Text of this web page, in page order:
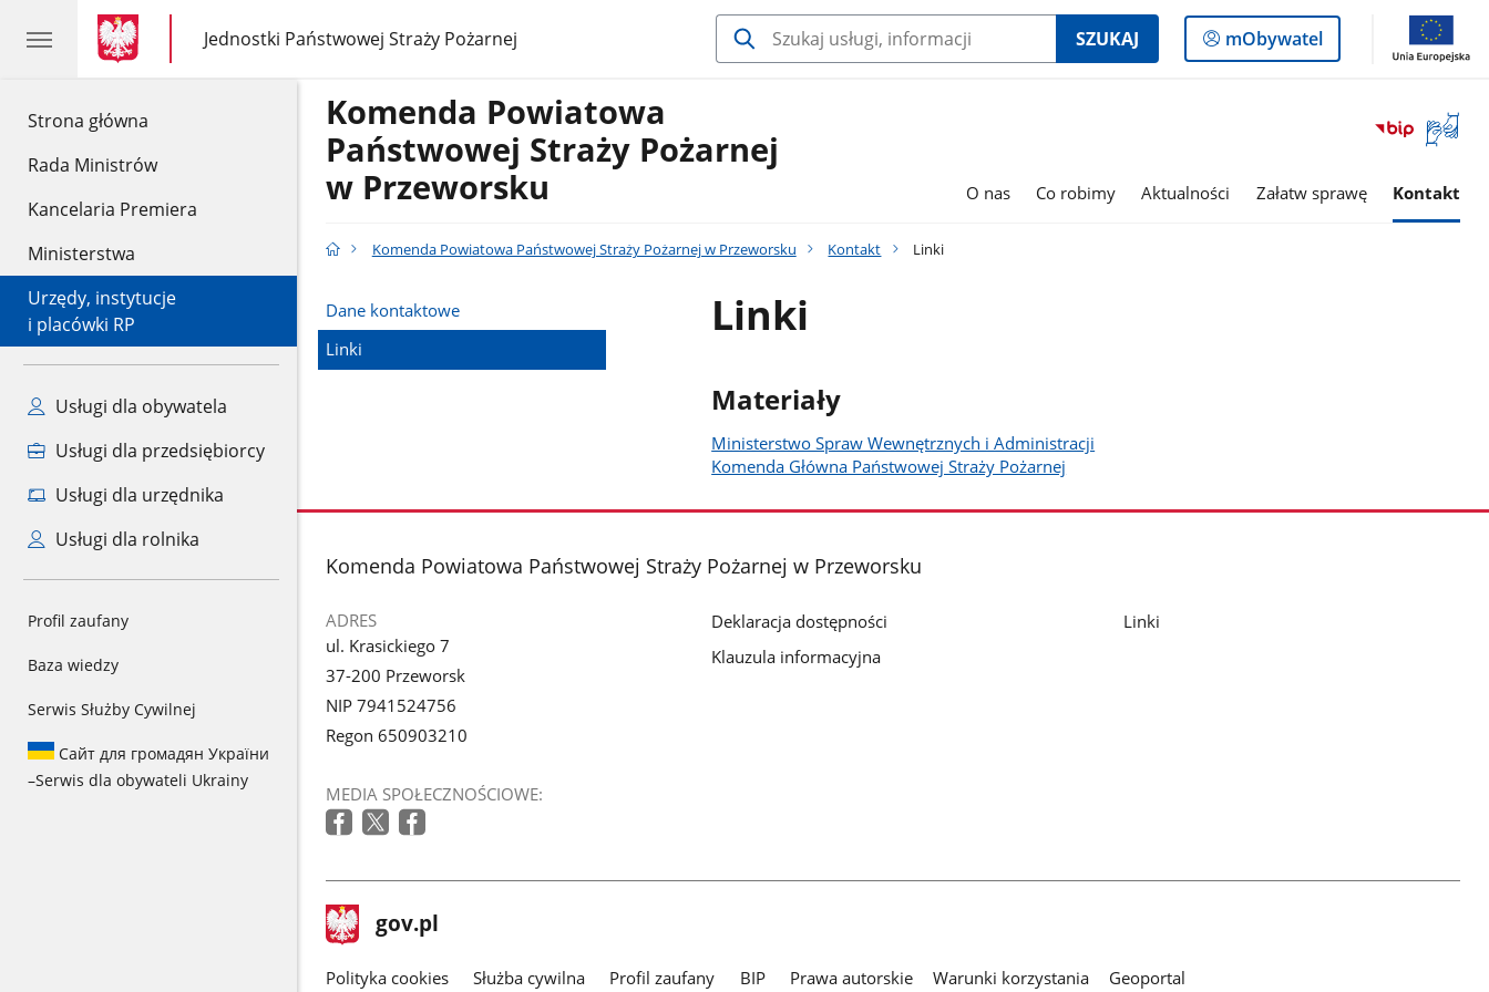
Strona główna
Rada Ministrów
Kancelaria Premiera
Ministerstwa
Urzędy, instytucje
i placówki RP
Usługi dla obywatela
Usługi dla przedsiębiorcy
Usługi dla urzędnika
Usługi dla rolnika
Profil zaufany
Baza wiedzy
Serwis Służby Cywilnej
Сайт для громадян України
–Serwis dla obywateli Ukrainy
gov.pl
gov.pl
Jednostki Państwowej Straży Pożarnej
gov.pl
Jednostki
Państwowej
SZUKAJ
Logowanie
do
mObywatel
Otwórz
okno
języka
Komenda Powiatowa
Państwowej Straży Pożarnej
w Przeworsku
O nas Co robimy Aktualności Załatw sprawę Kontakt
Komenda Powiatowa Państwowej Straży Pożarnej w Przeworsku Kontakt Linki
Dane kontaktowe
Linki
Linki
Materiały
Ministerstwo Spraw Wewnętrznych i Administracji
Komenda Główna Państwowej Straży Pożarnej
stopka
Komenda Powiatowa Państwowej Straży Pożarnej w Przeworsku
ADRES
ul. Krasickiego 7
37-200 Przeworsk
NIP 7941524756
Regon 650903210
MEDIA SPOŁECZNOŚCIOWE:
Deklaracja dostępności
Klauzula informacyjna
Linki
stopka
gov.pl Strona
gov.pl
gov.pl
Polityka cookies Służba cywilna Profil zaufany BIP Prawa autorskie Warunki korzystania Geoportal